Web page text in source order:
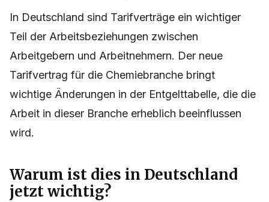
In Deutschland sind Tarifverträge ein wichtiger
Teil der Arbeitsbeziehungen zwischen
Arbeitgebern und Arbeitnehmern. Der neue
Tarifvertrag für die Chemiebranche bringt
wichtige Änderungen in der Entgelttabelle, die die
Arbeit in dieser Branche erheblich beeinflussen
wird.
Warum ist dies in Deutschland
jetzt wichtig?